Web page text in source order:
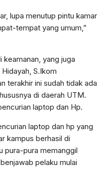
lupa menutup pintu kamar
tempat yang umum,”
yang juga
S.Ikom
terakhir ini sudah tidak ada
di daerah UTM.
laptop dan Hp.
laptop dan hp yang
kampus berhasil di
pura-pura memanggil
pelaku mulai